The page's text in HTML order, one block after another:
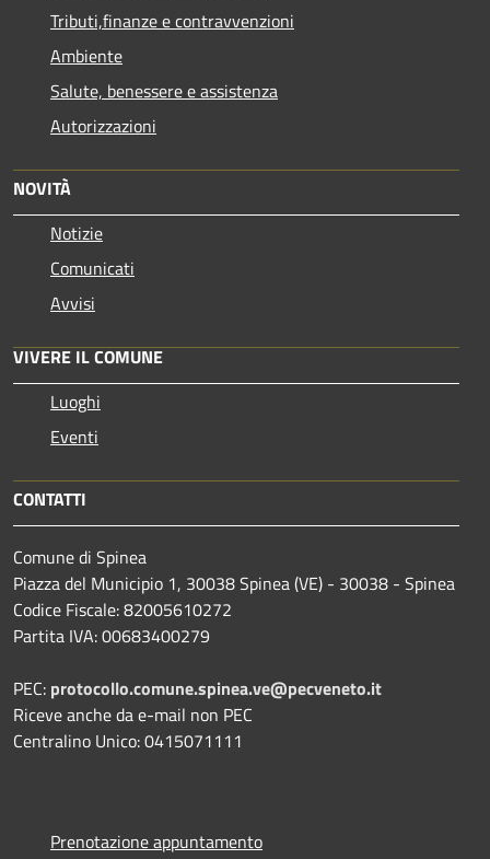
Tributi,finanze e contravvenzioni
Ambiente
Salute, benessere e assistenza
Autorizzazioni
NOVITÀ
Notizie
Comunicati
Avvisi
VIVERE IL COMUNE
Luoghi
Eventi
CONTATTI
Comune di Spinea
Piazza del Municipio 1, 30038 Spinea (VE) - 30038 - Spinea
Codice Fiscale: 82005610272
Partita IVA: 00683400279
PEC: protocollo.comune.spinea.ve@pecveneto.it
Riceve anche da e-mail non PEC
Centralino Unico: 0415071111
Prenotazione appuntamento